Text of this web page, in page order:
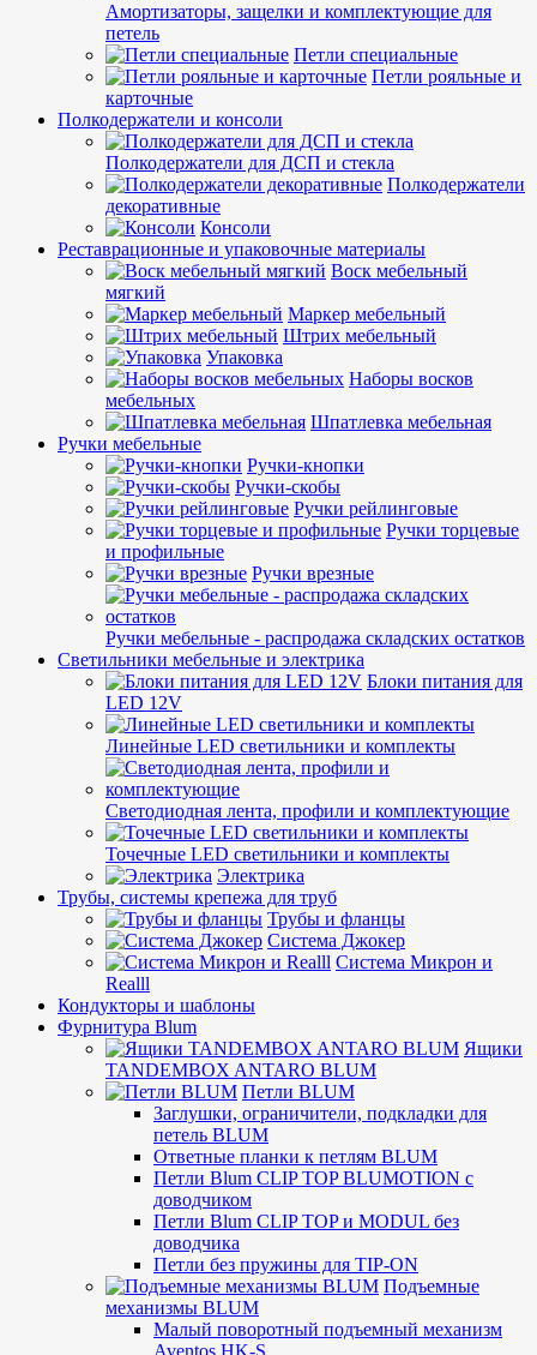
Амортизаторы, защелки и комплектующие для
петель
Петли специальные
Петли рояльные и
карточные
Полкодержатели и консоли
Полкодержатели для ДСП и стекла
Полкодержатели
декоративные
Консоли
Реставрационные и упаковочные материалы
Воск мебельный
мягкий
Маркер мебельный
Штрих мебельный
Упаковка
Наборы восков
мебельных
Шпатлевка мебельная
Ручки мебельные
Ручки-кнопки
Ручки-скобы
Ручки рейлинговые
Ручки торцевые
и профильные
Ручки врезные
Ручки мебельные - распродажа складских остатков
Светильники мебельные и электрика
Блоки питания для
LED 12V
Линейные LED светильники и комплекты
Светодиодная лента, профили и комплектующие
Точечные LED светильники и комплекты
Электрика
Трубы, системы крепежа для труб
Трубы и фланцы
Система Джокер
Система Микрон и
Realll
Кондукторы и шаблоны
Фурнитура Blum
Ящики
TANDEMBOX ANTARO BLUM
Петли BLUM
Заглушки, ограничители, подкладки для
петель BLUM
Ответные планки к петлям BLUM
Петли Blum CLIP TOP BLUMOTION с
доводчиком
Петли Blum CLIP TOP и MODUL без
доводчика
Петли без пружины для TIP-ON
Подъемные
механизмы BLUM
Малый поворотный подъемный механизм
Aventos HK-S